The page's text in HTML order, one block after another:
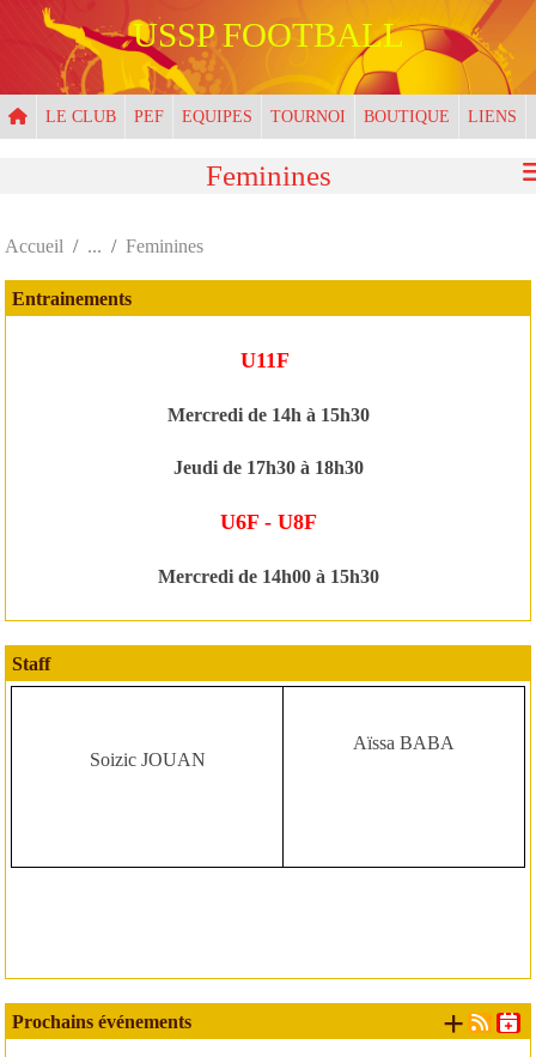
USSP FOOTBALL
LE CLUB PEF EQUIPES TOURNOI BOUTIQUE LIENS
Feminines
Accueil Feminines
Entrainements
U11F
Mercredi de 14h à 15h30
Jeudi de 17h30 à 18h30
U6F - U8F
Mercredi de 14h00 à 15h30
Staff
Soizic JOUAN
Aïssa BABA
Prochains événements +
Panneau de gestion des cookies